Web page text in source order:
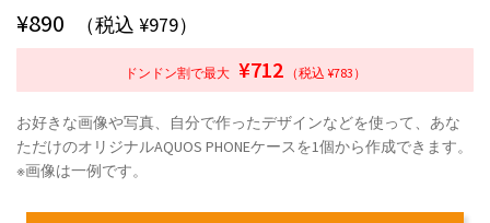
¥890 （税込 ¥979）
ドンドン割で最大 ¥712 （税込 ¥783）
お好きな画像や写真、自分で作ったデザインなどを使って、あな
ただけのオリジナルAQUOS PHONEケースを1個から作成できます。
※画像は一例です。